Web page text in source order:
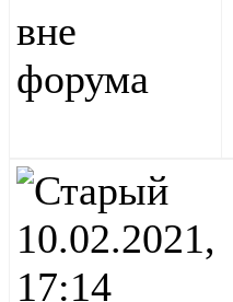
10.02.2021,
17:14